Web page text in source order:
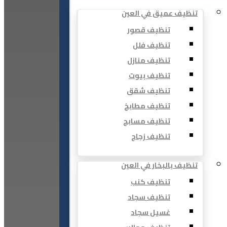
تنظيف عميق في العين
تنظيف قصور
تنظيف فلل
تنظيف منازل
تنظيف بيوت
تنظيف شقق
تنظيف مطابخ
تنظيف مسابح
تنظيف زجاج
تنظيف بالبخار في العين
تنظيف كنب
تنظيف سجاد
غسيل سجاد